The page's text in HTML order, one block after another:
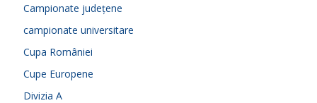
Campionate județene
campionate universitare
Cupa României
Cupe Europene
Divizia A